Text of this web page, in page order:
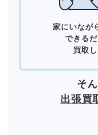
家にいなが
できる
買取
そ
出張買